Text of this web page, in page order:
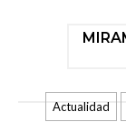
Actualidad